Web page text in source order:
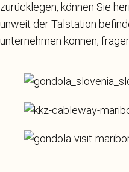
zurücklegen, können Sie
unweit der Talstation
unternehmen können,